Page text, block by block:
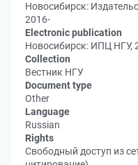
Новосибирск:
2016-
Electronic publication
Новосибирск: ИПЦ НГУ,
Collection
Вестник НГУ
Document type
Other
Language
Russian
Rights
Свободный доступ из